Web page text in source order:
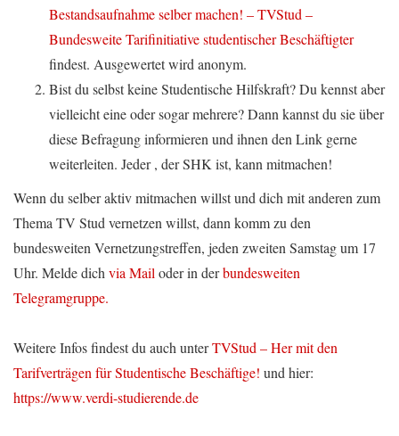
Bestandsaufnahme selber machen! – TVStud –
Bundesweite Tarifinitiative studentischer Beschäftigter
findest. Ausgewertet wird anonym.
Bist du selbst keine Studentische Hilfskraft? Du kennst aber
vielleicht eine oder sogar mehrere? Dann kannst du sie über
diese Befragung informieren und ihnen den Link gerne
weiterleiten. Jeder , der SHK ist, kann mitmachen!
Wenn du selber aktiv mitmachen willst und dich mit anderen zum
Thema TV Stud vernetzen willst, dann komm zu den
bundesweiten Vernetzungstreffen, jeden zweiten Samstag um 17
Uhr. Melde dich via Mail oder in derbundesweiten
Telegramgruppe.
Weitere Infos findest du auch unterTVStud – Her mit den
Tarifverträgen für Studentische Beschäftige! und hier:
https://www.verdi-studierende.de